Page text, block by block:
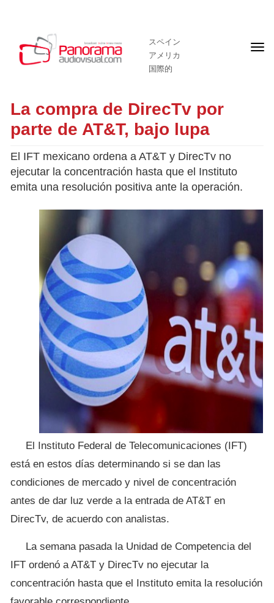
スペイン
アメリカ
国際的
フ
La compra de DirecTv por
parte de AT&T, bajo lupa
El IFT mexicano ordena a AT&T y DirecTv no
ejecutar la concentración hasta que el Instituto
emita una resolución positiva ante la operación.
El Instituto Federal de Telecomunicaciones (IFT)
está en estos días determinando si se dan las
condiciones de mercado y nivel de concentración
antes de dar luz verde a la entrada de AT&T en
DirecTv, de acuerdo con analistas.
La semana pasada la Unidad de Competencia del
IFT ordenó a AT&T y DirecTv no ejecutar la
concentración hasta que el Instituto emita la resolución